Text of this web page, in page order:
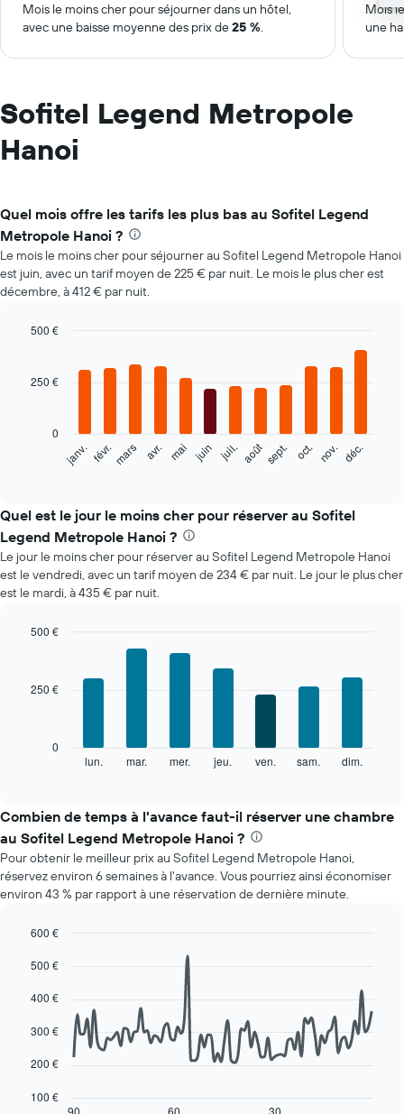
Mois le moins cher pour séjourner dans un hôtel,
avec une baisse moyenne des prix de25 %.
Mois
une
Sofitel Legend Metropole
Hanoi
Quel mois offre les tarifs les plus bas au Sofitel Legend
Metropole Hanoi ?
Le mois le moins cher pour séjourner au Sofitel Legend Metropole Hanoi
est juin, avec un tarif moyen de 225 € par nuit. Le mois le plus cher est
décembre, à 412 € par nuit.
with
graphique
indique
prix
moyen
d'une
chambre
mois
graphique,
indiquent
le
graphique,
1
axe
Y
indiquent
prix
d'une
chambre
janv. févr.mars avr. mai juin juil. août sept. oct. nov. déc.
0
250 €
500 €
Quel est le jour le moins cher pour réserver au Sofitel
Legend Metropole Hanoi ?
Le jour le moins cher pour réserver au Sofitel Legend Metropole Hanoi
est le vendredi, avec un tarif moyen de 234 € par nuit. Le jour le plus cher
est le mardi, à 435 € par nuit.
indique
le
prix
moyen
d'une
chambre
jour
le
indiquent
les
de
lun. mar. mer. jeu. ven. sam. dim.
0
250 €
500 €
Combien de temps à l'avance faut-il réserver une chambre
au Sofitel Legend Metropole Hanoi ?
Pour obtenir le meilleur prix au Sofitel Legend Metropole Hanoi,
réservez environ 6 semaines à l'avance. Vous pourriez ainsi économiser
environ 43 % par rapport à une réservation de dernière minute.
chart
90
Le
ci-
graphic.
90 60 30
100 €
200 €
300 €
400 €
500 €
600 €